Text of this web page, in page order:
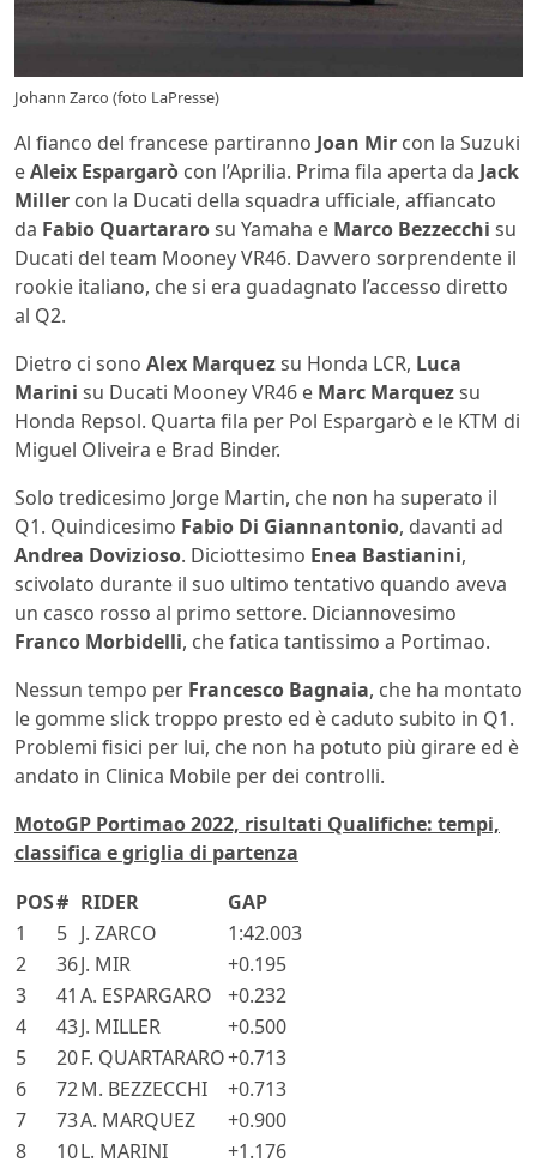
Johann Zarco (foto LaPresse)
Al fianco del francese partiranno Joan Mir con la Suzuki
eAleix Espargarò con l’Aprilia. Prima fila aperta da Jack
Miller con la Ducati della squadra ufficiale, affiancato
da Fabio Quartararosu Yamaha e Marco Bezzecchi su
Ducati del team Mooney VR46. Davvero sorprendente il
rookie italiano, che si era guadagnato l’accesso diretto
al Q2.
Dietro ci sono Alex Marquezsu Honda LCR, Luca
Marini su Ducati Mooney VR46 e Marc Marquezsu
Honda Repsol. Quarta fila per Pol Espargarò e le KTM di
Miguel Oliveira e Brad Binder.
Solo tredicesimo Jorge Martin, che non ha superato il
Q1. Quindicesimo Fabio Di Giannantonio, davanti ad
Andrea Dovizioso. Diciottesimo Enea Bastianini,
scivolato durante il suo ultimo tentativo quando aveva
un casco rosso al primo settore. Diciannovesimo
Franco Morbidelli, che fatica tantissimo a Portimao.
Nessun tempo per Francesco Bagnaia, che ha montato
le gomme slick troppo presto ed è caduto subito in Q1.
Problemi fisici per lui, che non ha potuto più girare ed è
andato in Clinica Mobile per dei controlli.
MotoGP Portimao 2022, risultati Qualifiche: tempi,
classifica e griglia di partenza
POS# RIDER
GAP
1
5 J. ZARCO
1:42.003
2
36J. MIR
+0.195
3
41 A. ESPARGARO
+0.232
4
43J. MILLER
+0.500
5
20F. QUARTARARO+0.713
6
72M. BEZZECCHI
+0.713
7
73A. MARQUEZ
+0.900
8
10L. MARINI
+1.176